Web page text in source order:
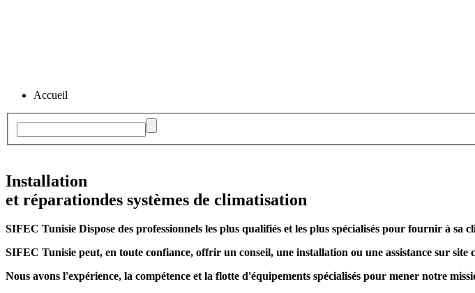
Accueil
Installation
et réparationdes systèmes de climatisation
SIFEC Tunisie Dispose des professionnels les plus qualifiés et les plus spécialisés pour fournir à sa
SIFEC Tunisie peut, en toute confiance, offrir un conseil, une installation ou une assistance sur site
Nous avons l'expérience, la compétence et la flotte d'équipements spécialisés pour mener notre